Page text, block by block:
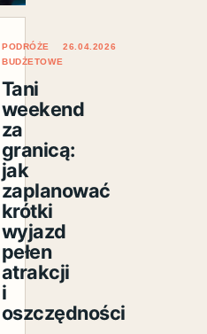
PODRÓŻE
BUDŻETOWE
26.04.2026
Tani
weekend
za
granicą:
jak
zaplanować
krótki
wyjazd
pełen
atrakcji
i
oszczędności